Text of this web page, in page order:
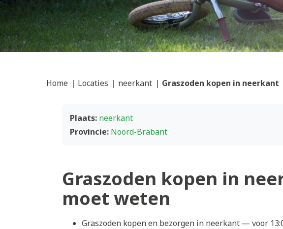
Home Locaties neerkant Graszoden kopen in neerkant
Plaats: neerkant
Provincie: Noord-Brabant
Graszoden kopen in
moet weten
Graszoden kopen en bezorgen in neerkant — voor